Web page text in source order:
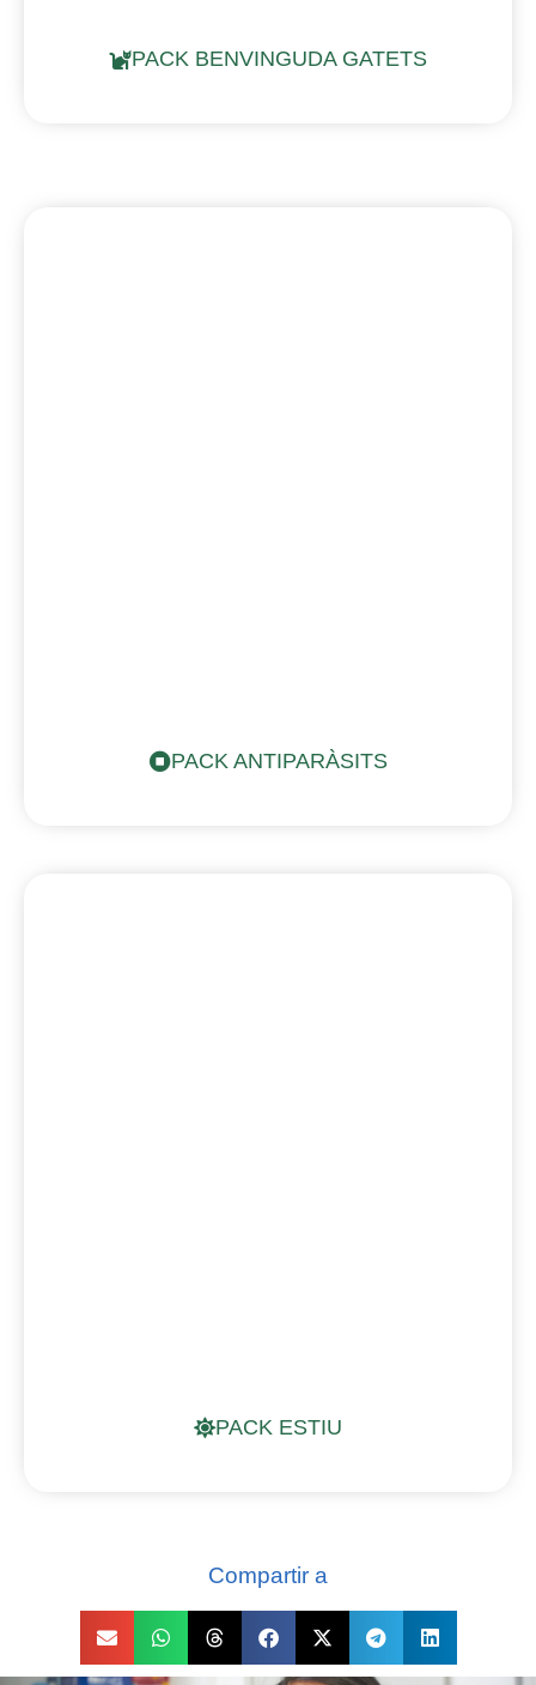
PACK BENVINGUDA GATETS
PACK ANTIPARÀSITS
PACK ESTIU
Compartir a